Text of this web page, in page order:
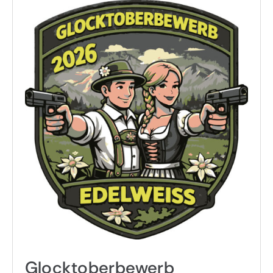
Glocktoberbewerb